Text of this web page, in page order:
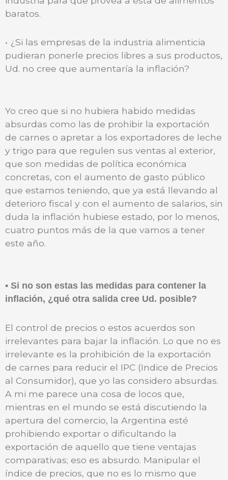
baratos.
• ¿Si las empresas de la industria alimenticia
pudieran ponerle precios libres a sus productos,
Ud. no cree que aumentaría la inflación?
Yo creo que si no hubiera habido medidas
absurdas como las de prohibir la exportación
de carnes o apretar a los exportadores de leche
y trigo para que regulen sus ventas al exterior,
que son medidas de política económica
concretas, con el aumento de gasto público
que estamos teniendo, que ya está llevando al
deterioro fiscal y con el aumento de salarios, sin
duda la inflación hubiese estado, por lo menos,
cuatro puntos más de la que vamos a tener
este año.
• Si no son estas las medidas para contener la
inflación, ¿qué otra salida cree Ud. posible?
El control de precios o estos acuerdos son
irrelevantes para bajar la inflación. Lo que no es
irrelevante es la prohibición de la exportación
de carnes para reducir el IPC (Indice de Precios
al Consumidor), que yo las considero absurdas.
A mi me parece una cosa de locos que,
mientras en el mundo se está discutiendo la
apertura del comercio, la Argentina esté
prohibiendo exportar o dificultando la
exportación de aquello que tiene ventajas
comparativas; eso es absurdo. Manipular el
índice de precios, que no es lo mismo que